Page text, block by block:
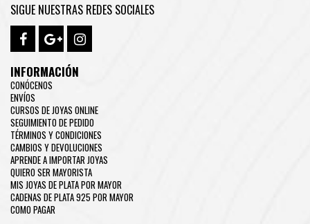
SIGUE NUESTRAS REDES SOCIALES
INFORMACIÓN
CONÓCENOS
ENVÍOS
CURSOS DE JOYAS ONLINE
SEGUIMIENTO DE PEDIDO
TÉRMINOS Y CONDICIONES
CAMBIOS Y DEVOLUCIONES
APRENDE A IMPORTAR JOYAS
QUIERO SER MAYORISTA
MIS JOYAS DE PLATA POR MAYOR
CADENAS DE PLATA 925 POR MAYOR
COMO PAGAR